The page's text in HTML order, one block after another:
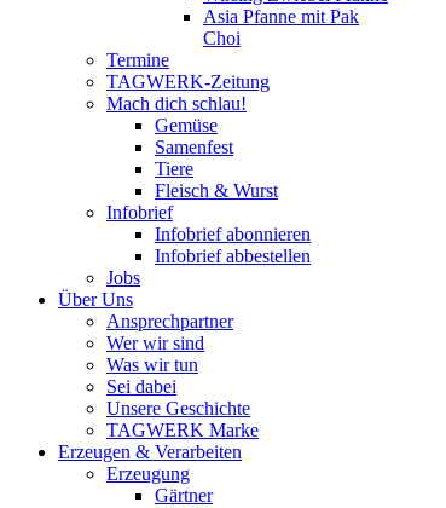
Asia Pfanne mit Pak
Choi
Termine
TAGWERK-Zeitung
Mach dich schlau!
Gemüse
Samenfest
Tiere
Fleisch & Wurst
Infobrief
Infobrief abonnieren
Infobrief abbestellen
Jobs
Über Uns
Ansprechpartner
Wer wir sind
Was wir tun
Sei dabei
Unsere Geschichte
TAGWERK Marke
Erzeugen & Verarbeiten
Erzeugung
Gärtner